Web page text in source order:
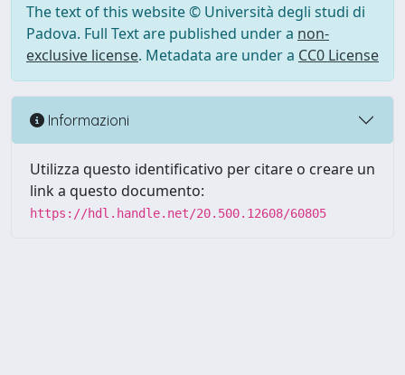
The text of this website © Università degli studi di
Padova. Full Text are published under a non-
exclusive license. Metadata are under a CC0 License
Informazioni
Utilizza questo identificativo per citare o creare un
link a questo documento:
https://hdl.handle.net/20.500.12608/60805